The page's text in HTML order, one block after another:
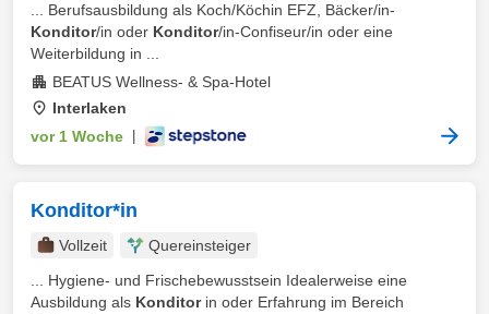
... Berufsausbildung als Koch/Köchin EFZ, Bäcker/in-
Konditor/in oder Konditor/in-Confiseur/in oder eine
Weiterbildung in ...
BEATUS Wellness- & Spa-Hotel
Interlaken
vor 1 Woche
Konditor*in
Vollzeit
Quereinsteiger
... Hygiene- und Frischebewusstsein Idealerweise eine
Ausbildung als Konditorin oder Erfahrung im Bereich